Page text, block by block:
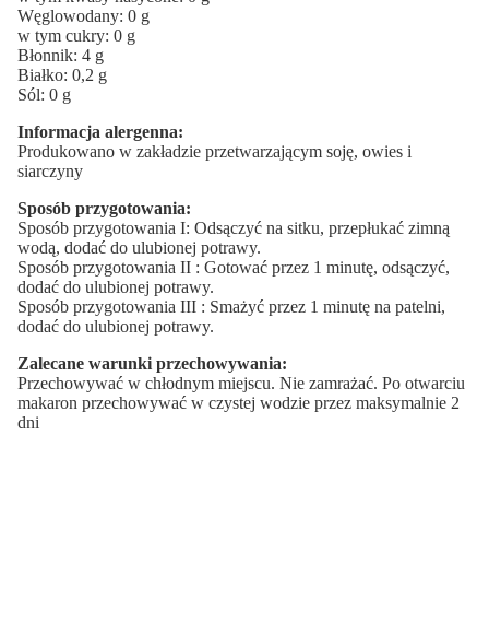
Węglowodany: 0 g
w tym cukry: 0 g
Błonnik: 4 g
Białko: 0,2 g
Sól: 0 g
Informacja alergenna:
Produkowano w zakładzie przetwarzającym soję, owies i
siarczyny
Sposób przygotowania:
Sposób przygotowania I: Odsączyć na sitku, przepłukać zimną
wodą, dodać do ulubionej potrawy.
Sposób przygotowania II : Gotować przez 1 minutę, odsączyć,
dodać do ulubionej potrawy.
Sposób przygotowania III : Smażyć przez 1 minutę na patelni,
dodać do ulubionej potrawy.
Zalecane warunki przechowywania:
Przechowywać w chłodnym miejscu. Nie zamrażać. Po otwarciu
makaron przechowywać w czystej wodzie przez maksymalnie 2
dni